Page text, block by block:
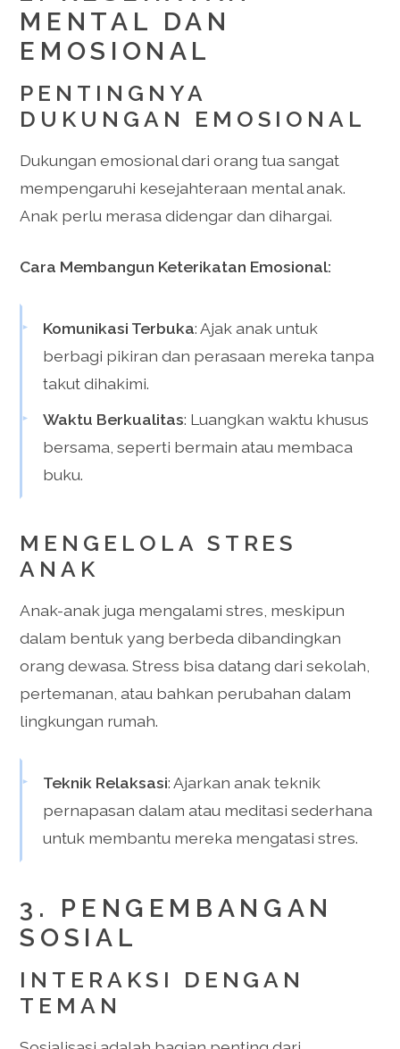
MENTAL DAN
EMOSIONAL
PENTINGNYA
DUKUNGAN EMOSIONAL
Dukungan emosional dari orang tua sangat
mempengaruhi kesejahteraan mental anak.
Anak perlu merasa didengar dan dihargai.
Cara Membangun Keterikatan Emosional:
Komunikasi Terbuka: Ajak anak untuk
berbagi pikiran dan perasaan mereka tanpa
takut dihakimi.
Waktu Berkualitas: Luangkan waktu khusus
bersama, seperti bermain atau membaca
buku.
MENGELOLA STRES
ANAK
Anak-anak juga mengalami stres, meskipun
dalam bentuk yang berbeda dibandingkan
orang dewasa. Stress bisa datang dari sekolah,
pertemanan, atau bahkan perubahan dalam
lingkungan rumah.
Teknik Relaksasi: Ajarkan anak teknik
pernapasan dalam atau meditasi sederhana
untuk membantu mereka mengatasi stres.
3. PENGEMBANGAN
SOSIAL
INTERAKSI DENGAN
TEMAN